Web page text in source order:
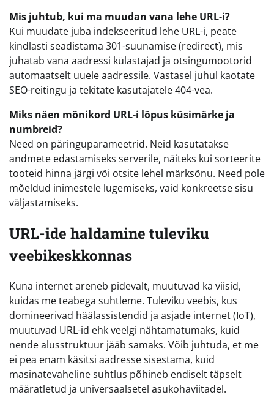
Mis juhtub, kui ma muudan vana lehe URL-i?
Kui muudate juba indekseeritud lehe URL-i, peate
kindlasti seadistama 301-suunamise (redirect), mis
juhatab vana aadressi külastajad ja otsingumootorid
automaatselt uuele aadressile. Vastasel juhul kaotate
SEO-reitingu ja tekitate kasutajatele 404-vea.
Miks näen mõnikord URL-i lõpus küsimärke ja
numbreid?
Need on päringuparameetrid. Neid kasutatakse
andmete edastamiseks serverile, näiteks kui sorteerite
tooteid hinna järgi või otsite lehel märksõnu. Need pole
mõeldud inimestele lugemiseks, vaid konkreetse sisu
väljastamiseks.
URL-ide haldamine tuleviku
veebikeskkonnas
Kuna internet areneb pidevalt, muutuvad ka viisid,
kuidas me teabega suhtleme. Tuleviku veebis, kus
domineerivad häälassistendid ja asjade internet (IoT),
muutuvad URL-id ehk veelgi nähtamatumaks, kuid
nende alusstruktuur jääb samaks. Võib juhtuda, et me
ei pea enam käsitsi aadresse sisestama, kuid
masinatevaheline suhtlus põhineb endiselt täpselt
määratletud ja universaalsetel asukohaviitadel.